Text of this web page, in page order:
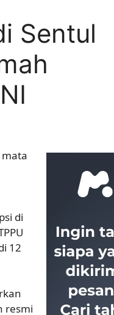
Sentul
di
12
resmi